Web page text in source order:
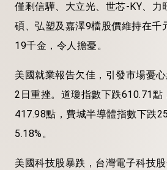
僅剩信驊、大立光、世芯-KY、力
碩、弘塑及嘉澤9檔股價維持在千
19千金，令人擔憂。
美國就業報告欠佳，引發市場憂
2日重挫。道瓊指數下跌610.71點
417.98點，費城半導體指數下跌
5.18%。
美國科技股暴跌，台灣電子科技